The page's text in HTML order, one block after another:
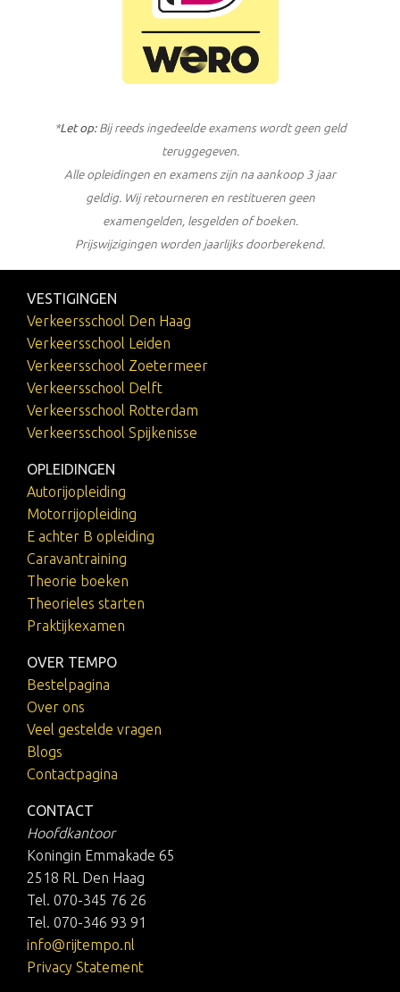
*Let op: Bij reeds ingedeelde examens wordt geen geld
teruggegeven.
Alle opleidingen en examens zijn na aankoop 3 jaar
geldig. Wij retourneren en restitueren geen
examengelden, lesgelden of boeken.
Prijswijzigingen worden jaarlijks doorberekend.
VESTIGINGEN
Verkeersschool Den Haag
Verkeersschool Leiden
Verkeersschool Zoetermeer
Verkeersschool Delft
Verkeersschool Rotterdam
Verkeersschool Spijkenisse
OPLEIDINGEN
Autorijopleiding
Motorrijopleiding
E achter B opleiding
Caravantraining
Theorie boeken
Theorieles starten
Praktijkexamen
OVER TEMPO
Bestelpagina
Over ons
Veel gestelde vragen
Blogs
Contactpagina
CONTACT
Hoofdkantoor
Koningin Emmakade 65
2518 RL Den Haag
Tel. 070-345 76 26
Tel. 070-346 93 91
info@rijtempo.nl
Privacy Statement